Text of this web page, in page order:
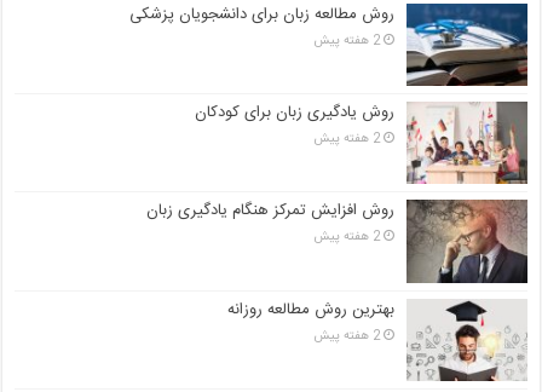
روش مطالعه زبان برای دانشجویان پزشکی
2 هفته پیش
روش یادگیری زبان برای کودکان
2 هفته پیش
روش افزایش تمرکز هنگام یادگیری زبان
2 هفته پیش
بهترین روش مطالعه روزانه
2 هفته پیش